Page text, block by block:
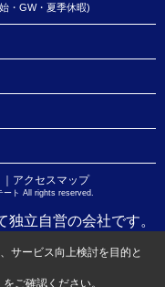
・GW・夏季休暇)
｜アクセスマップ
ト All rights reserved.
立自営の会社です。
サービス向上検討を目的と
をご確認ください。